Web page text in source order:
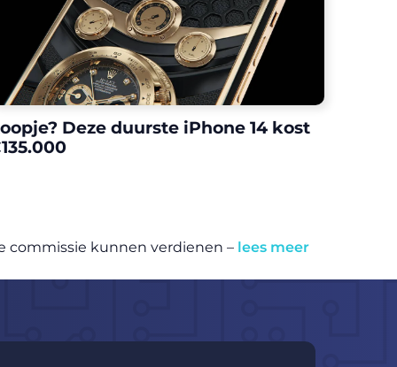
Deze duurste iPhone 14 kost
commissie kunnen verdienen – lees meer